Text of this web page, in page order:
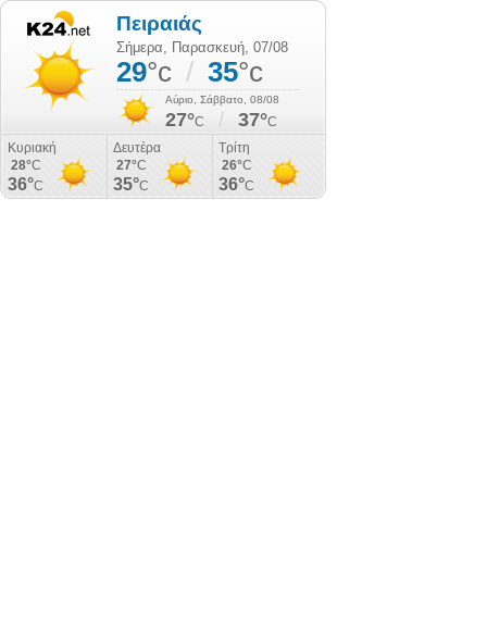
Πειραιάς
Σήμερα, Παρασκευή, 07/08
29°c / 35°c
Αύριο, Σάββατο, 08/08
27°C / 37°C
Κυριακή
28°C
36°C
Δευτέρα
27°C
35°C
Τρίτη
26°C
36°C